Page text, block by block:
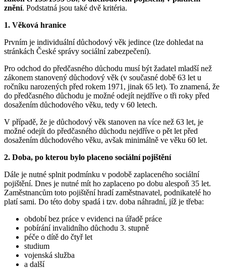
znění. Podstatná jsou také dvě kritéria.
1. Věková hranice
Prvním je individuální důchodový věk jedince (lze dohledat na
stránkách České správy sociální zabezpečení).
Pro odchod do předčasného důchodu musí být žadatel mladší než
zákonem stanovený důchodový věk (v současné době 63 let u
ročníku narozených před rokem 1971, jinak 65 let). To znamená, že
do předčasného důchodu je možné odejít nejdříve o tři roky před
dosažením důchodového věku, tedy v 60 letech.
V případě, že je důchodový věk stanoven na více než 63 let, je
možné odejít do předčasného důchodu nejdříve o pět let před
dosažením důchodového věku, avšak minimálně ve věku 60 let.
2. Doba, po kterou bylo placeno sociální pojištění
Dále je nutné splnit podmínku v podobě zaplaceného sociální
pojištění. Dnes je nutné mít ho zaplaceno po dobu alespoň 35 let.
Zaměstnancům toto pojištění hradí zaměstnavatel, podnikatelé ho
platí sami. Do této doby spadá i tzv. doba náhradní, jíž je třeba:
období bez práce v evidenci na úřadě práce
pobírání invalidního důchodu 3. stupně
péče o dítě do čtyř let
studium
vojenská služba
a další